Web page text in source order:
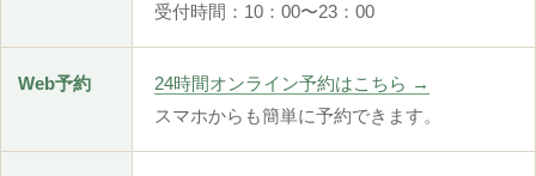
受付時間：10：00〜23：00
Web予約
24時間オンライン予約はこちら →
スマホからも簡単に予約できます。